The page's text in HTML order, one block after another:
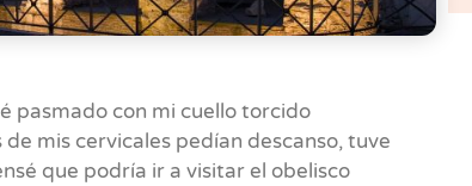
pasmado con mi cuello torcido
de mis cervicales pedían descanso, tuve
que podría ir a visitar el obelisco